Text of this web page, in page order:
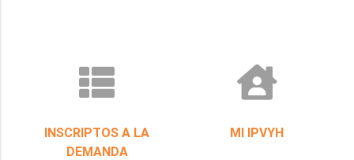
INSCRIPTOS A LA
DEMANDA
MI IPVYH